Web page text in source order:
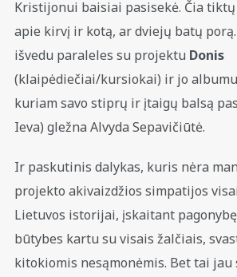
Kristijonui baisiai pasisekė. Čia
apie kirvį ir kotą, ar dviejų batų
išvedu paraleles su projektu Donis
(klaipėdiečiai/kursiokai) ir jo albumu
kuriam savo stiprų ir įtaigų balsą
Ieva) gležna Alvyda Sepavičiūtė.
Ir paskutinis dalykas, kuris nėra
projekto akivaizdžios simpatijos
Lietuvos istorijai, įskaitant
būtybes kartu su visais žalčiais,
kitokiomis nesąmonėmis. Bet tai